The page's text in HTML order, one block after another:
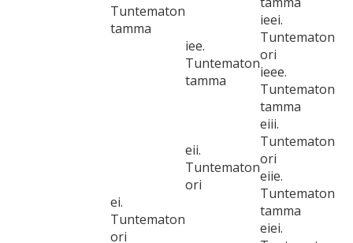
Tuntematon
tamma
iee.
Tuntematon
tamma
ieei.
Tuntematon
ori
ieee.
Tuntematon
tamma
ei.
Tuntematon
ori
eii.
Tuntematon
ori
eiii.
Tuntematon
ori
eiie.
Tuntematon
tamma
eiei.